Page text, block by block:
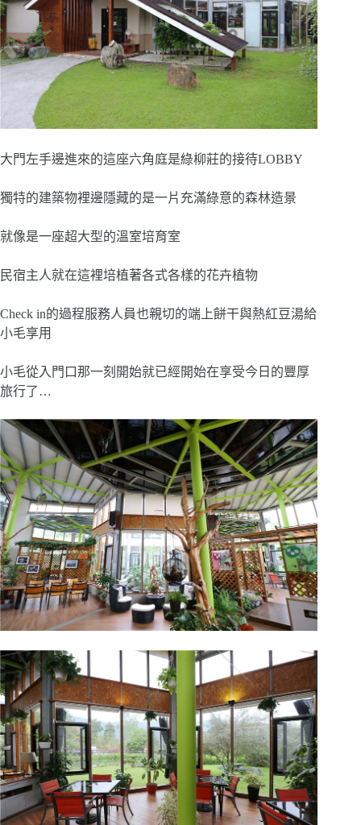
大門左手邊進來的這座六角庭是綠柳莊的接待LOBBY
獨特的建築物裡邊隱藏的是一片充滿綠意的森林造景
就像是一座超大型的溫室培育室
民宿主人就在這裡培植著各式各樣的花卉植物
Check in的過程服務人員也親切的端上餅干與熱紅豆湯給
小毛享用
小毛從入門口那一刻開始就已經開始在享受今日的豐厚
旅行了…